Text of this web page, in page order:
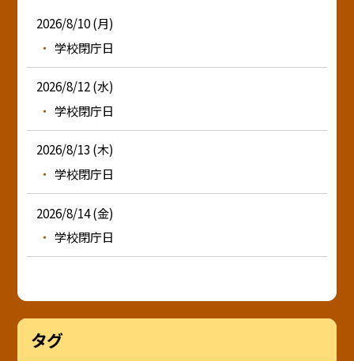
2026/8/10 (月)
学校閉庁日
2026/8/12 (水)
学校閉庁日
2026/8/13 (木)
学校閉庁日
2026/8/14 (金)
学校閉庁日
タグ